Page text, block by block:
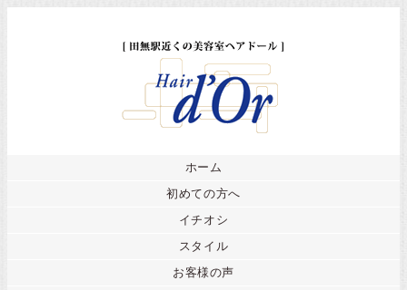
ホーム
初めての方へ
イチオシ
スタイル
お客様の声